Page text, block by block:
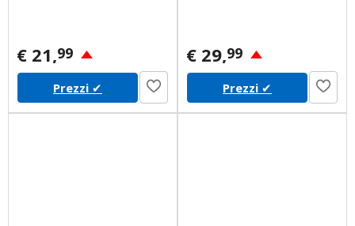
€ 21,99
Prezzi ✔
€ 29,99
Prezzi ✔